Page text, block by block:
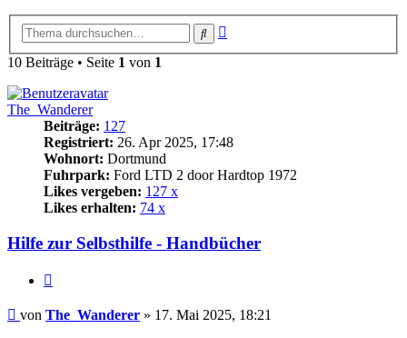
Suche
10 Beiträge • Seite 1 von 1
The_Wanderer
Beiträge: 127
Registriert: 26. Apr 2025, 17:48
Wohnort: Dortmund
Fuhrpark: Ford LTD 2 door Hardtop 1972
Likes vergeben: 127 x
Likes erhalten: 74 x
Hilfe zur Selbsthilfe - Handbücher
Beitrag
von The_Wanderer » 17. Mai 2025, 18:21